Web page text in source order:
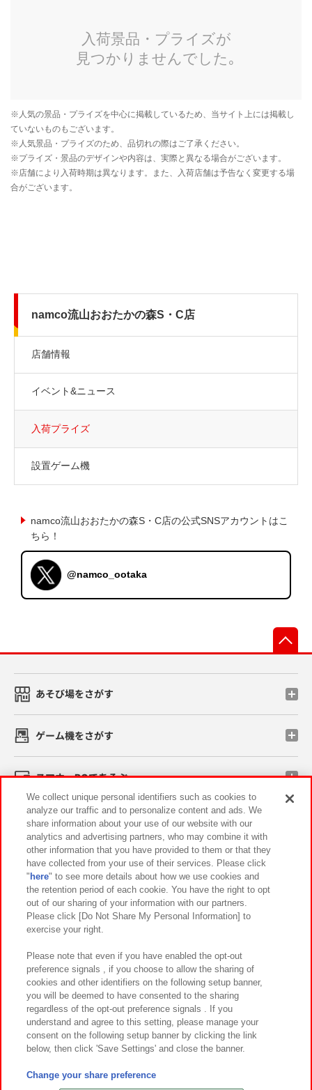
namco流山おおたかの森S・C店
店舗情報
イベント&ニュース
入荷プライズ
設置ゲーム機
namco流山おおたかの森S・C店の公式SNSアカウントはこ
ちら！
@namco_ootaka
あそび場をさがす
ゲーム機をさがす
スマホ・PCであそぶ
イベント・キャンペーン
関連会社 サステナビリティ サイトポリシー
プライバシーポリシー ウェブアクセシビリティ方針と検証結果
お取引先さまとともに
カスタマーハラスメント対応方針 よくあるご質問・お問い合わせ
©Bandai Namco Amusement Inc.
©Bandai Namco Amusement Lab Inc.
We collect unique personal identifiers such as cookies to
analyze our traffic and to personalize content and ads. We
share information about your use of our website with our
analytics and advertising partners, who may combine it with
other information that you have provided to them or that they
have collected from your use of their services. Please click
" here" to see more details about how we use cookies and
the retention period of each cookie. You have the right to opt
out of our sharing of your information with our partners.
Please click [Do Not Share My Personal Information] to
exercise your right.
Please note that even if you have enabled the opt-out
preference signals , if you choose to allow the sharing of
cookies and other identifiers on the following setup banner,
you will be deemed to have consented to the sharing
regardless of the opt-out preference signals . If you
understand and agree to this setting, please manage your
consent on the following setup banner by clicking the link
below, then click 'Save Settings' and close the banner.
Change your share preference